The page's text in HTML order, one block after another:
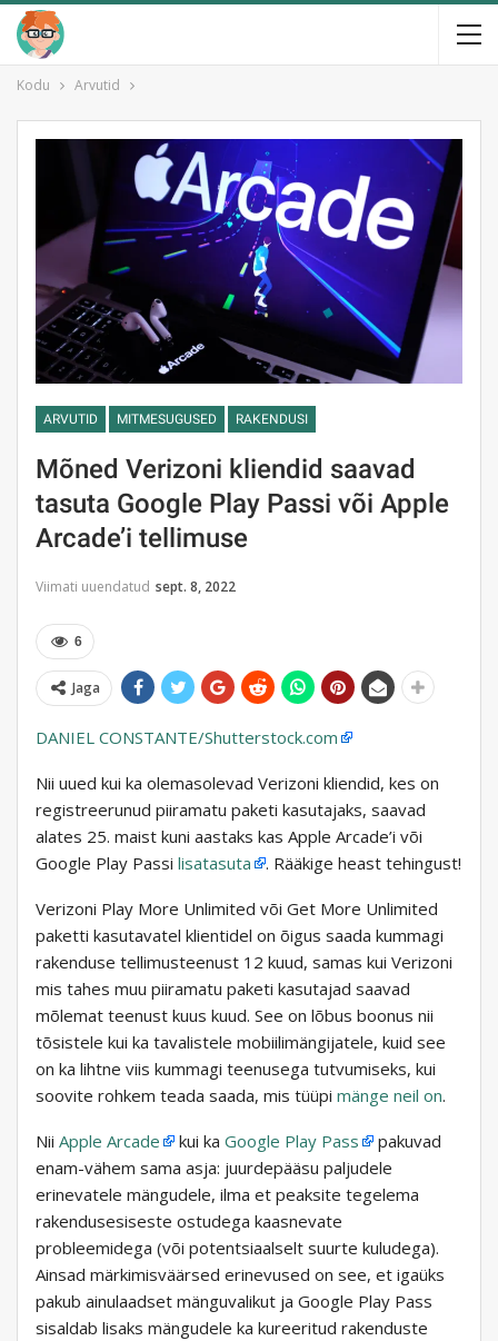
Kodu Arvutid
ARVUTID MITMESUGUSED RAKENDUSI
Mõned Verizoni kliendid saavad
tasuta Google Play Passi või Apple
Arcade’i tellimuse
Viimati uuendatud sept. 8, 2022
6
Jaga
DANIEL CONSTANTE/Shutterstock.com
Nii uued kui ka olemasolevad Verizoni kliendid, kes on
registreerunud piiramatu paketi kasutajaks, saavad
alates 25. maist kuni aastaks kas Apple Arcade’i või
Google Play Passi lisatasuta . Rääkige heast tehingust!
Verizoni Play More Unlimited või Get More Unlimited
paketti kasutavatel klientidel on õigus saada kummagi
rakenduse tellimusteenust 12 kuud, samas kui Verizoni
mis tahes muu piiramatu paketi kasutajad saavad
mõlemat teenust kuus kuud. See on lõbus boonus nii
tõsistele kui ka tavalistele mobiilimängijatele, kuid see
on ka lihtne viis kummagi teenusega tutvumiseks, kui
soovite rohkem teada saada, mis tüüpi mänge neil on.
Nii Apple Arcade kui ka Google Play Pass
pakuvad
enam-vähem sama asja: juurdepääsu paljudele
erinevatele mängudele, ilma et peaksite tegelema
rakendusesiseste ostudega kaasnevate
probleemidega (või potentsiaalselt suurte kuludega).
Ainsad märkimisväärsed erinevused on see, et igaüks
pakub ainulaadset mänguvalikut ja Google Play Pass
sisaldab lisaks mängudele ka kureeritud rakenduste